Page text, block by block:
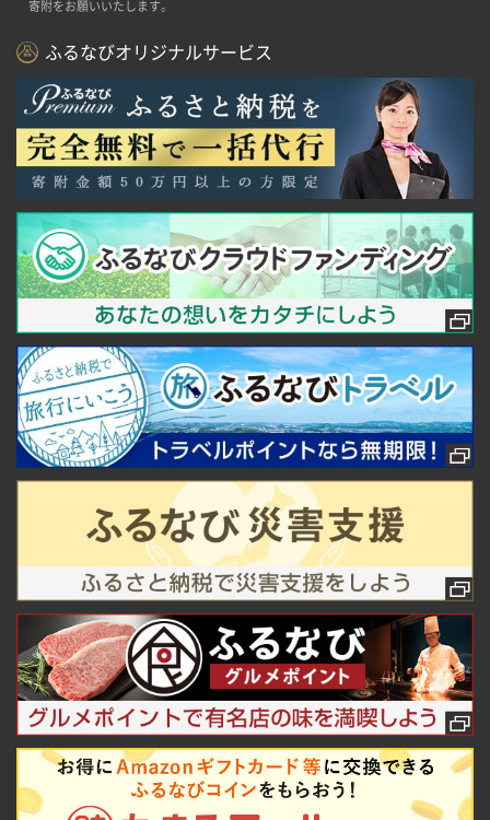
寄附をお願いいたします。
ふるなびオリジナルサービス